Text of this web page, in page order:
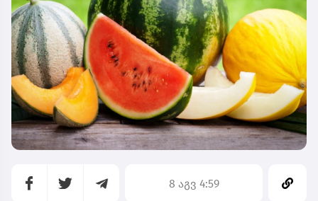
8 აგვ 4:59